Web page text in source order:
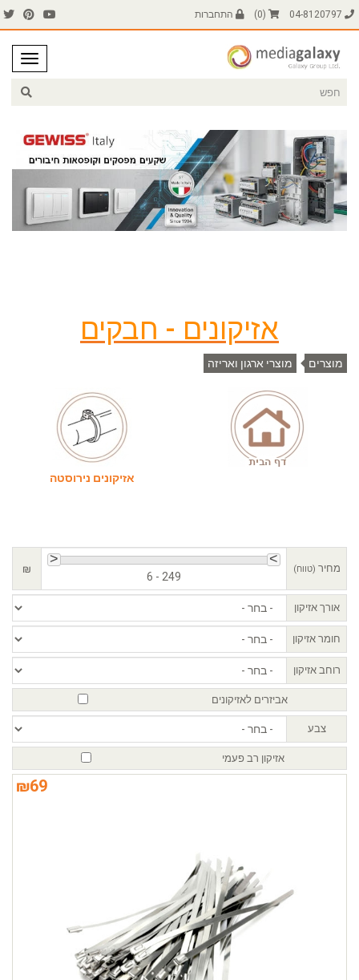
(
0
) התחברות
אזיקונים - חבקים
מוצרים מוצרי ארגון ואריזה
אזיקונים נירוסטה
מחיר (טווח)
6 - 249
₪
אורך אזיקון
חומר אזיקון
רוחב אזיקון
אביזרים לאזיקונים
צבע
אזיקון רב פעמי
₪69